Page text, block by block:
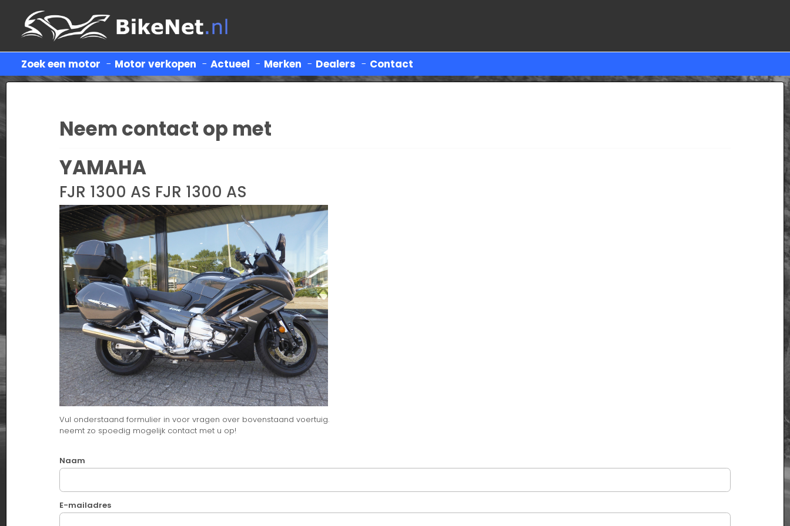
Zoek een motor - Motor verkopen - Actueel - Merken - Dealers - Contact
Neem contact op met
YAMAHA
FJR 1300 AS FJR 1300 AS
Vul onderstaand formulier in voor vragen over bovenstaand voertuig.
neemt zo spoedig mogelijk contact met u op!
Naam
E-mailadres